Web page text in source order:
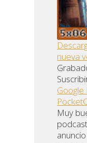
nueva
Google
Muy